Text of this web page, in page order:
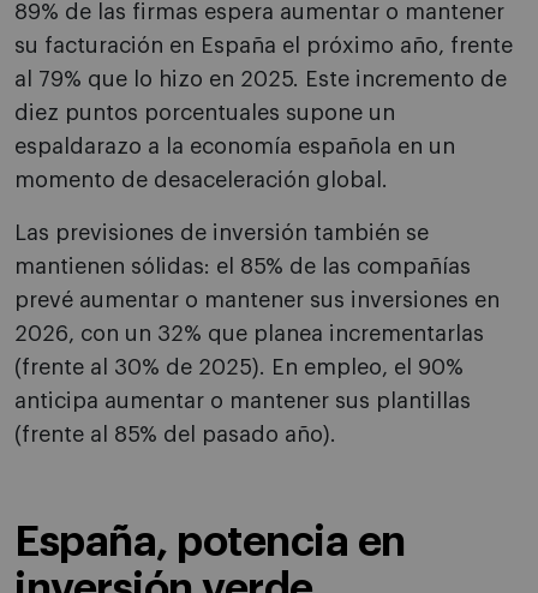
89% de las firmas espera aumentar o mantener
su facturación en España el próximo año, frente
al 79% que lo hizo en 2025. Este incremento de
diez puntos porcentuales supone un
espaldarazo a la economía española en un
momento de desaceleración global.
Las previsiones de inversión también se
mantienen sólidas: el 85% de las compañías
prevé aumentar o mantener sus inversiones en
2026, con un 32% que planea incrementarlas
(frente al 30% de 2025). En empleo, el 90%
anticipa aumentar o mantener sus plantillas
(frente al 85% del pasado año).
España, potencia en